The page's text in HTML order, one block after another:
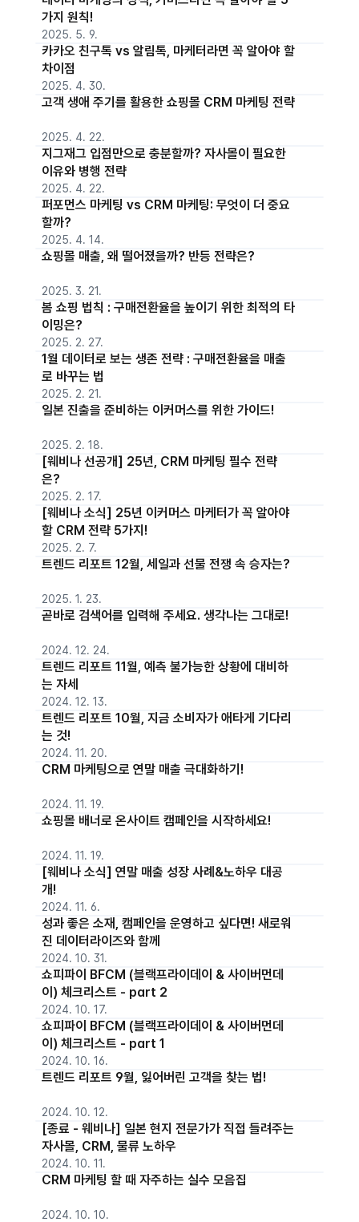
가지 원칙!
2025. 5. 9.
카카오 친구톡 vs 알림톡, 마케터라면 꼭 알아야 할
차이점
2025. 4. 30.
고객 생애 주기를 활용한 쇼핑몰 CRM 마케팅 전략
2025. 4. 22.
지그재그 입점만으로 충분할까? 자사몰이 필요한
이유와 병행 전략
2025. 4. 22.
퍼포먼스 마케팅 vs CRM 마케팅: 무엇이 더 중요
할까?
2025. 4. 14.
쇼핑몰 매출, 왜 떨어졌을까? 반등 전략은?
2025. 3. 21.
봄 쇼핑 법칙 : 구매전환율을 높이기 위한 최적의 타
이밍은?
2025. 2. 27.
1월 데이터로 보는 생존 전략 : 구매전환율을 매출
로 바꾸는 법
2025. 2. 21.
일본 진출을 준비하는 이커머스를 위한 가이드!
2025. 2. 18.
[웨비나 선공개] 25년, CRM 마케팅 필수 전략
은?
2025. 2. 17.
[웨비나 소식] 25년 이커머스 마케터가 꼭 알아야
할 CRM 전략 5가지!
2025. 2. 7.
트렌드 리포트 12월, 세일과 선물 전쟁 속 승자는?
2025. 1. 23.
곧바로 검색어를 입력해 주세요. 생각나는 그대로!
2024. 12. 24.
트렌드 리포트 11월, 예측 불가능한 상황에 대비하
는 자세
2024. 12. 13.
트렌드 리포트 10월, 지금 소비자가 애타게 기다리
는 것!
2024. 11. 20.
CRM 마케팅으로 연말 매출 극대화하기!
2024. 11. 19.
쇼핑몰 배너로 온사이트 캠페인을 시작하세요!
2024. 11. 19.
[웨비나 소식] 연말 매출 성장 사례&노하우 대공
개!
2024. 11. 6.
성과 좋은 소재, 캠페인을 운영하고 싶다면! 새로워
진 데이터라이즈와 함께
2024. 10. 31.
쇼피파이 BFCM (블랙프라이데이 & 사이버먼데
이) 체크리스트 - part 2
2024. 10. 17.
쇼피파이 BFCM (블랙프라이데이 & 사이버먼데
이) 체크리스트 - part 1
2024. 10. 16.
트렌드 리포트 9월, 잃어버린 고객을 찾는 법!
2024. 10. 12.
[종료 - 웨비나] 일본 현지 전문가가 직접 들려주는
자사몰, CRM, 물류 노하우
2024. 10. 11.
CRM 마케팅 할 때 자주하는 실수 모음집
2024. 10. 10.